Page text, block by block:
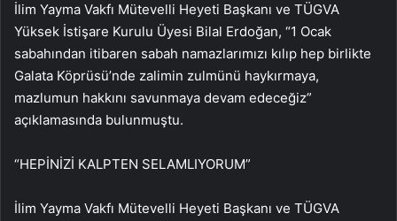
İlim Yayma Vakfı Mütevelli Heyeti Başkanı ve TÜGVA
Yüksek İstişare Kurulu Üyesi Bilal Erdoğan, “1 Ocak
sabahından itibaren sabah namazlarımızı kılıp hep birlikte
Galata Köprüsü’nde zalimin zulmünü haykırmaya,
mazlumun hakkını savunmaya devam edeceğiz”
açıklamasında bulunmuştu.
“HEPİNİZİ KALPTEN SELAMLIYORUM”
İlim Yayma Vakfı Mütevelli Heyeti Başkanı ve TÜGVA